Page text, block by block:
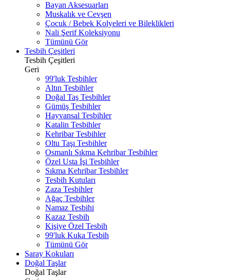
Bayan Aksesuarları
Muskalık ve Cevşen
Çocuk / Bebek Kolyeleri ve Bileklikleri
Nali Şerif Koleksiyonu
Tümünü Gör
Tesbih Çeşitleri
Tesbih Çeşitleri
Geri
99'luk Tesbihler
Altın Tesbihler
Doğal Taş Tesbihler
Gümüş Tesbihler
Hayvansal Tesbihler
Katalin Tesbihler
Kehribar Tesbihler
Oltu Taşı Tesbihler
Osmanlı Sıkma Kehribar Tesbihler
Özel Usta İşi Tesbihler
Sıkma Kehribar Tesbihler
Tesbih Kutuları
Zaza Tesbihler
Ağaç Tesbihler
Namaz Tesbihi
Kazaz Tesbih
Kişiye Özel Tesbih
99'luk Kuka Tesbih
Tümünü Gör
Saray Kokuları
Doğal Taşlar
Doğal Taşlar